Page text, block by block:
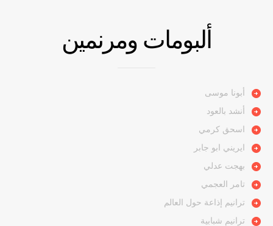
ألبومات ومرنمين
أبونا موسى
أنشد بالعود
اسحق كرمي
ايريني ابو جابر
بهجت عدلي
تامر العجمي
ترانيم إذاعة حول العالم
ترانيم شبابية